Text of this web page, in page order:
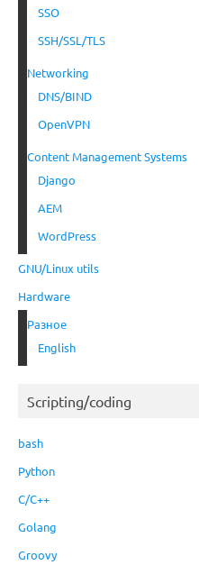
SSO
SSH/SSL/TLS
Networking
DNS/BIND
OpenVPN
Content Management Systems
Django
AEM
WordPress
GNU/Linux utils
Hardware
Разное
English
Scripting/coding
bash
Python
C/C++
Golang
Groovy